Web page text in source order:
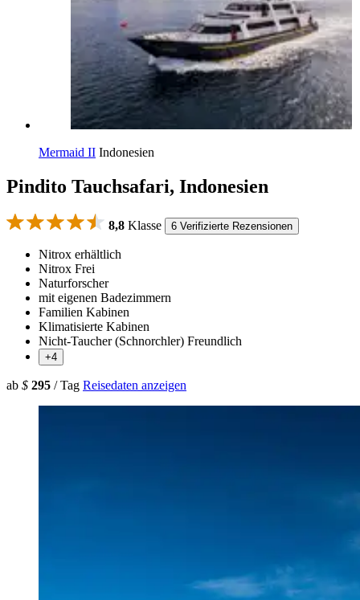
Mermaid II Indonesien
Pindito Tauchsafari, Indonesien
8,8 Klasse 6 Verifizierte Rezensionen
Nitrox erhältlich
Nitrox Frei
Naturforscher
mit eigenen Badezimmern
Familien Kabinen
Klimatisierte Kabinen
Nicht-Taucher (Schnorchler) Freundlich
+4
ab $ 295 / Tag Reisedaten anzeigen